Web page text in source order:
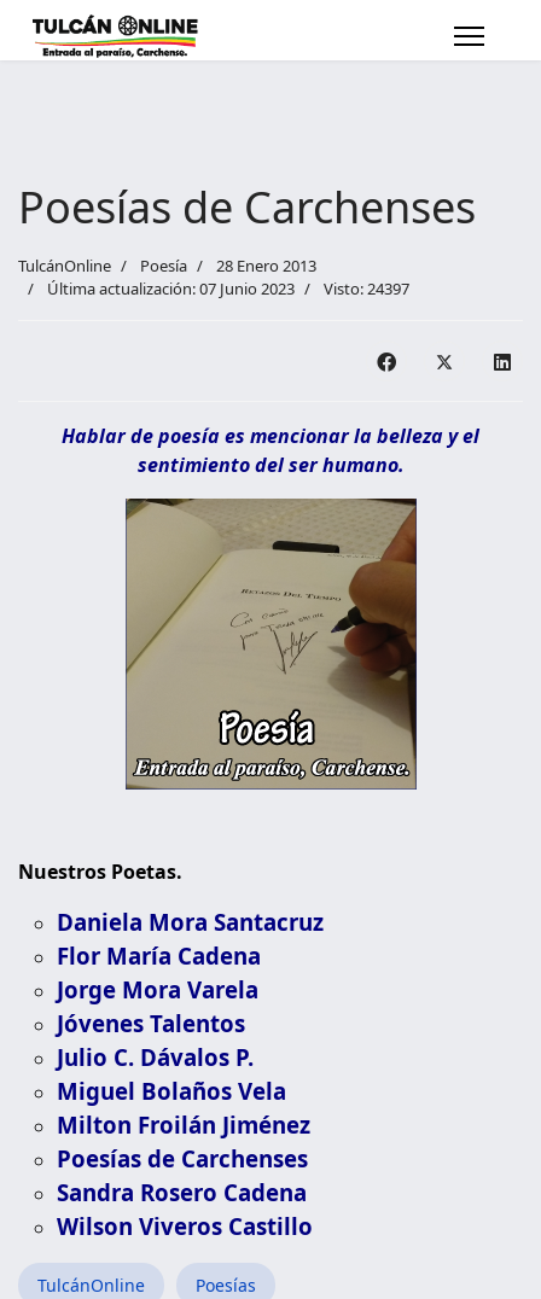
Poesías de Carchenses
TulcánOnline Poesía
28 Enero 2013
Última actualización: 07 Junio 2023
Visto: 24397
Hablar de poesía es mencionar la belleza y el
sentimiento del ser humano.
Nuestros Poetas.
Daniela Mora Santacruz
Flor María Cadena
Jorge Mora Varela
Jóvenes Talentos
Julio C. Dávalos P.
Miguel Bolaños Vela
Milton Froilán Jiménez
Poesías de Carchenses
Sandra Rosero Cadena
Wilson Viveros Castillo
TulcánOnline Poesías